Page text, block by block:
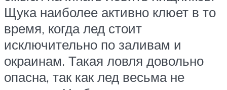
Щука наиболее активно клюет в то
время, когда лед стоит
исключительно по заливам и
окраинам. Такая ловля довольно
опасна, так как лед весьма не